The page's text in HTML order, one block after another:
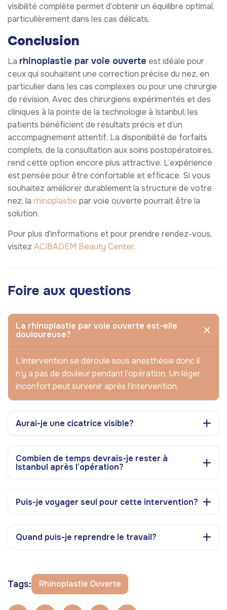
visibilité complète permet d’obtenir un équilibre optimal,
particulièrement dans les cas délicats.
Conclusion
La rhinoplastie par voie ouverte est idéale pour
ceux qui souhaitent une correction précise du nez, en
particulier dans les cas complexes ou pour une chirurgie
de révision. Avec des chirurgiens expérimentés et des
cliniques à la pointe de la technologie à Istanbul, les
patients bénéficient de résultats précis et d’un
accompagnement attentif. La disponibilité de forfaits
complets, de la consultation aux soins postopératoires,
rend cette option encore plus attractive. L’expérience
est pensée pour être confortable et efficace. Si vous
souhaitez améliorer durablement la structure de votre
nez, la rhinoplastie par voie ouverte pourrait être la
solution.
Pour plus d’informations et pour prendre rendez-vous,
visitez ACIBADEM Beauty Center.
Foire aux questions
La rhinoplastie par voie ouverte est-elle
douloureuse?
L’intervention se déroule sous anesthésie donc il
n’y a pas de douleur pendant l’opération. Un léger
inconfort peut survenir après l’intervention.
Aurai-je une cicatrice visible?
Combien de temps devrais-je rester à
Istanbul après l’opération?
Puis-je voyager seul pour cette intervention?
Quand puis-je reprendre le travail?
Tags: Rhinoplastie Ouverte